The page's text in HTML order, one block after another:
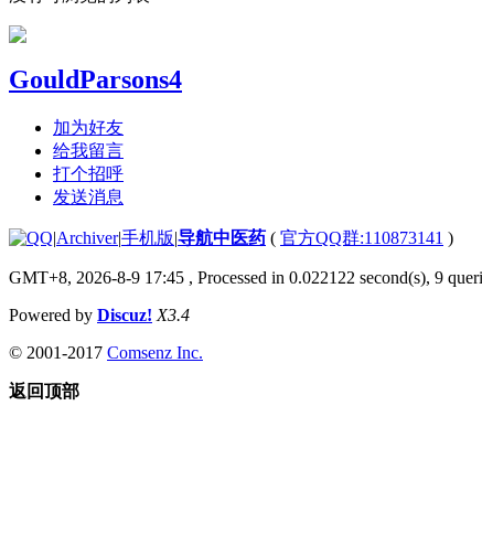
GouldParsons4
加为好友
给我留言
打个招呼
发送消息
|Archiver|手机版|导航中医药 ( 官方QQ群:110873141 )
GMT+8, 2026-8-9 17:45 , Processed in 0.022122 second(s), 9
Powered by Discuz! X3.4
© 2001-2017 Comsenz Inc.
返回顶部